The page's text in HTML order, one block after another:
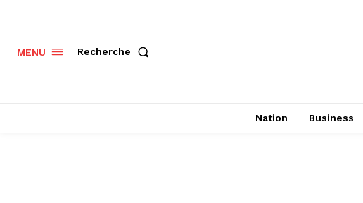
MENU Recherche
Nation Business